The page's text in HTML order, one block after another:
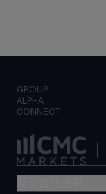
GROUP
ALPHA
CONNECT